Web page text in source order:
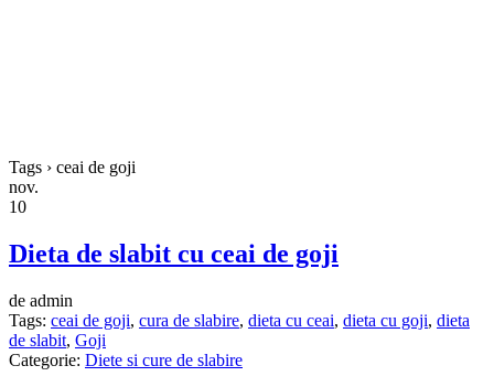
Tags › ceai de goji
nov.
10
Dieta de slabit cu ceai de goji
de admin
Tags: ceai de goji, cura de slabire, dieta cu ceai, dieta cu goji, dieta
de slabit, Goji
Categorie: Diete si cure de slabire